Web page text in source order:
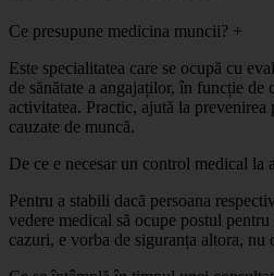
Ce presupune medicina muncii? +
Este specialitatea care se ocupă cu
de sănătate a angajaților, în funcție de
activitatea. Practic, ajută la prevenirea
cauzate de muncă.
De ce e necesar un control medical la
Pentru a stabili dacă persoana
vedere medical să ocupe postul
cazuri, e vorba de siguranța altora, nu